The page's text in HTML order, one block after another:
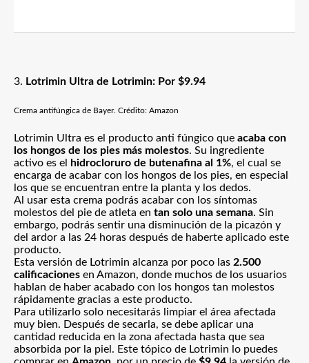
Lotrimin Ultra de Lotrimin: Por $9.94
Crema antifúngica de Bayer. Crédito: Amazon
Lotrimin Ultra es el producto anti fúngico que acaba con
los hongos de los pies más molestos. Su ingrediente
activo es el
hidrocloruro de butenafina al 1%, el cual se
encarga de acabar con los hongos de los pies, en especial
los que se encuentran entre la planta y los dedos.
Al usar esta crema podrás acabar con los síntomas
molestos del pie de atleta en tan solo una semana. Sin
embargo, podrás sentir una disminución de la picazón y
del ardor a las 24 horas después de haberte aplicado este
producto.
Esta versión de Lotrimin alcanza por poco las 2.500
calificaciones en Amazon, donde muchos de los usuarios
hablan de haber acabado con los hongos tan molestos
rápidamente gracias a este producto.
Para utilizarlo solo necesitarás limpiar el área afectada
muy bien. Después de secarla, se debe aplicar una
cantidad reducida en la zona afectada hasta que sea
absorbida por la piel. Este tópico de Lotrimin lo puedes